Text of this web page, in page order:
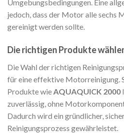
Umgebungsbedingungen. Eine
jedoch, dass der Motor alle sechs
gereinigt werden sollte.
Die richtigen Produkte
Die Wahl der richtigen
für eine effektive Motorreinigung.
Produkte wieAQUAQUICK 2000
zuverlässig, ohne
Dadurch wird ein gründlicher,
Reinigungsprozess gewährleistet.